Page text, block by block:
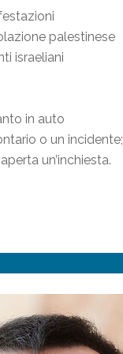
palestinese
israeliani
in auto
o un incidente;
un’inchiesta.